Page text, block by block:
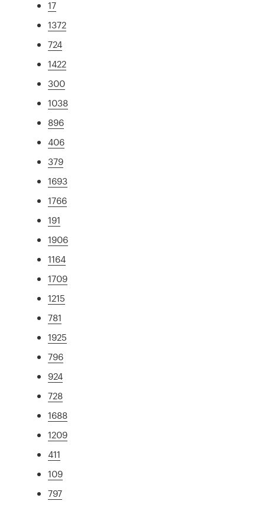
17
1372
724
1422
300
1038
896
406
379
1693
1766
191
1906
1164
1709
1215
781
1925
796
924
728
1688
1209
411
109
797